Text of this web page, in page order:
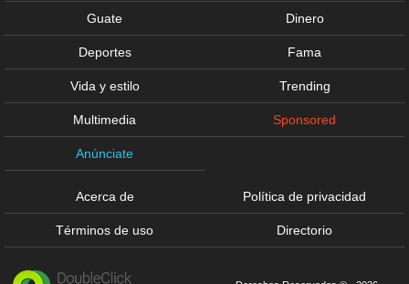
Guate Dinero
Deportes Fama
Vida y estilo Trending
Multimedia Sponsored
Anúnciate
Acerca de Política de privacidad
Términos de uso Directorio